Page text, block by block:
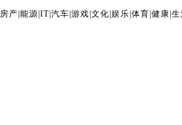
房产 能源 IT| 汽车 游戏 文化 娱乐 体育 健康 生